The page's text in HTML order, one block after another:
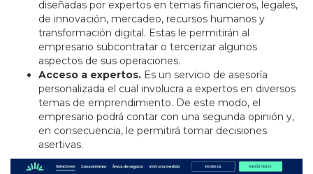
diseñadas por expertos en temas financieros, legales,
de innovación, mercadeo, recursos humanos y
transformación digital. Estas le permitirán al
empresario subcontratar o tercerizar algunos
aspectos de sus operaciones.
Acceso a expertos. Es un servicio de asesoría
personalizada el cual involucra a expertos en diversos
temas de emprendimiento. De este modo, el
empresario podrá contar con una segunda opinión y,
en consecuencia, le permitirá tomar decisiones
asertivas.